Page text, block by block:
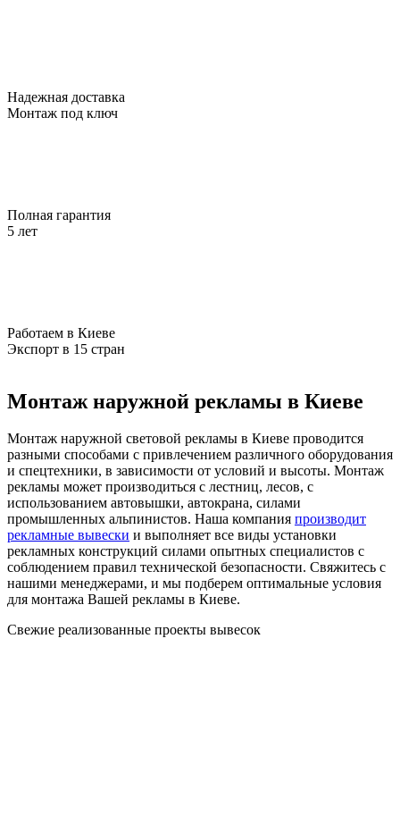
Надежная доставка
Монтаж под ключ
Полная гарантия
5 лет
Работаем в Киеве
Экспорт в 15 стран
Монтаж наружной рекламы в Киеве
Монтаж наружной световой рекламы в Киеве проводится
разными способами с привлечением различного оборудования
и спецтехники, в зависимости от условий и высоты. Монтаж
рекламы может производиться с лестниц, лесов, с
использованием автовышки, автокрана, силами
промышленных альпинистов. Наша компания производит
рекламные вывески и выполняет все виды установки
рекламных конструкций силами опытных специалистов с
соблюдением правил технической безопасности. Свяжитесь с
нашими менеджерами, и мы подберем оптимальные условия
для монтажа Вашей рекламы в Киеве.
Свежие реализованные проекты вывесок